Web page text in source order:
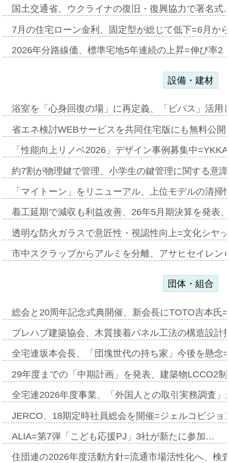
国土交通省、ウクライナの復旧・復興協力で署名
7月の住宅ローン金利、固定型が総じて低下=6月か
2026年分路線価、標準宅地5年連続の上昇=伸び率
設備・建材
浴室を「心身回復の場」に再定義、「ビバス」活
省エネ検討WEBサービスを共同住宅版にも無料公
「性能向上リノベ2026」デザイン事例募集中
約7割が物理鍵で管理、小学生の鍵管理に関する意
「マイトーン」をリニューアル、上位モデルの清
着工延期で減収も利益改善、26年5月期決算を発表
透明な防火ガラスで意匠性・視認性向上=文化シヤ
市中スクラップからアルミを分離、アサヒセイレ
団体・組合
総会と20周年記念式典開催、新会長にTOTO吉本氏
プレハブ建築協会、木質接着パネル工法の構造設
全宅連坂本会長、「団塊世代の持ち家」今後を懸
29年度までの「中期計画」を発表、建築物LCCO2
全宅連2026年度事業、「外国人との取引実務調査
JERCO、18期定時社員総会を開催=ジェルコビジ
ALIA=第7弾「こども応援PJ」3社が新たに参加…
住団連の2026年度活動方針=流通市場活性化へ、検